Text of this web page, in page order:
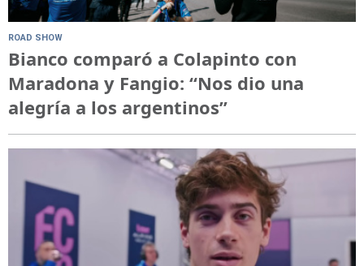
ROAD SHOW
Bianco comparó a Colapinto con
Maradona y Fangio: “Nos dio una
alegría a los argentinos”